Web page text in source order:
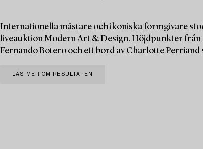
Internationella mästare och ikoniska formgivare
liveauktion Modern Art & Design. Höjdpunkter
Fernando Botero och ett bord av Charlotte
LÄS MER OM RESULTATEN